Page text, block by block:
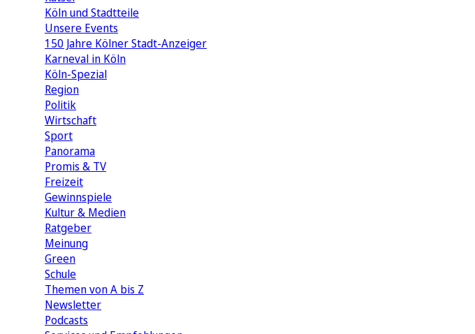
Köln und Stadtteile
Unsere Events
150 Jahre Kölner Stadt-Anzeiger
Karneval in Köln
Köln-Spezial
Region
Politik
Wirtschaft
Sport
Panorama
Promis & TV
Freizeit
Gewinnspiele
Kultur & Medien
Ratgeber
Meinung
Green
Schule
Themen von A bis Z
Newsletter
Podcasts